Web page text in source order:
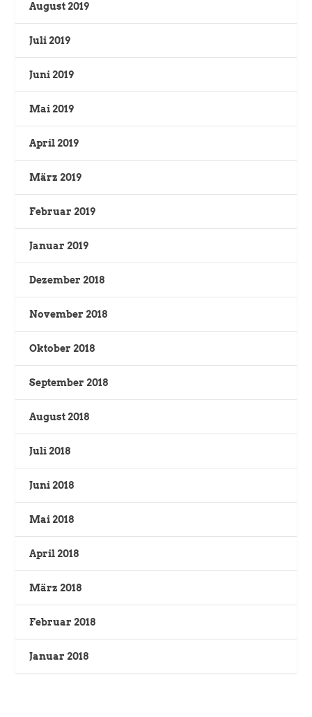
August 2019
Juli 2019
Juni 2019
Mai 2019
April 2019
März 2019
Februar 2019
Januar 2019
Dezember 2018
November 2018
Oktober 2018
September 2018
August 2018
Juli 2018
Juni 2018
Mai 2018
April 2018
März 2018
Februar 2018
Januar 2018